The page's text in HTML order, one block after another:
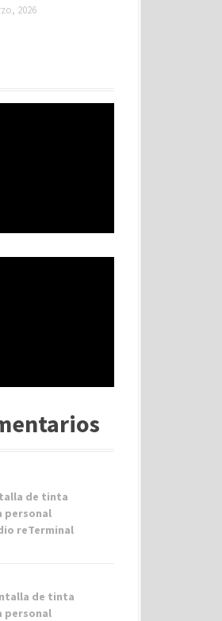
2026
de tinta
personal
reTerminal
de tinta
personal